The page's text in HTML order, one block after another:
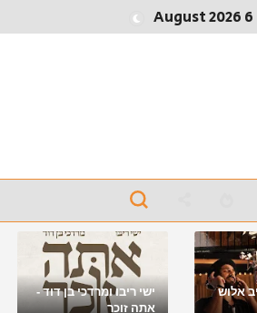
6 August 2026
אלוש
ישי ריבו ומרדכי בן דוד -
אתה זוכר